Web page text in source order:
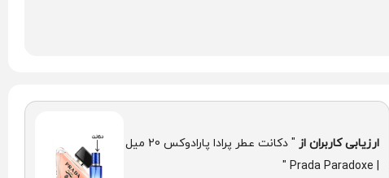
ارزیابی کاربران از
" دکانت عطر پرادا پارادوکس 20 میل
| Prada Paradoxe "